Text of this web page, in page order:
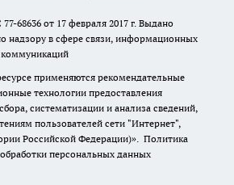
77-68636 от 17 февраля 2017 г. Выдано
надзору в сфере связи, информационных
применяются рекомендательные
технологии предоставления
систематизации и анализа сведений,
пользователей сети "Интернет",
Российской Федерации)». Политика
персональных данных